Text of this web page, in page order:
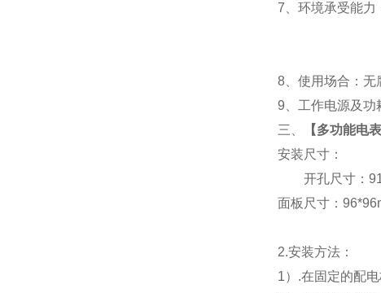
7
环境承受
8 、使用场合：
9 、工作电源及
三、
【多功能电
安装尺寸：
开孔尺寸：
面板尺寸：
2.安装方法：
1）.在固定的配